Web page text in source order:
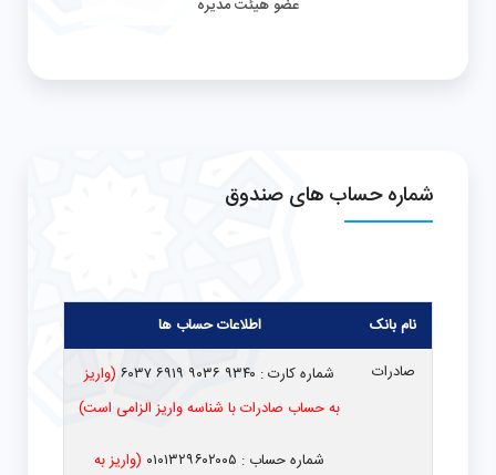
راه های ارتباطی
عضو هیئت مدیره
شماره حساب های صندوق
نام بانک
اطلاعات حساب ها
صادرات
شماره کارت : ۹۳۴۰ ۹۰۳۶ ۶۹۱۹ ۶۰۳۷
(واریز
به حساب صادرات با شناسه واریز الزامی است)
شماره حساب : ۰۱۰۱۳۲۹۶۰۲۰۰۵
(واریز به